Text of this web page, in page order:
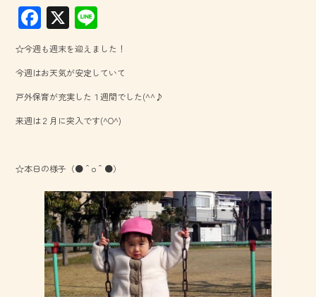
F
ac
e
b
o
ok
X
ne
☆今週も週末を迎えました！
今週はお天気が安定していて
戸外保育が充実した１週間でした(^^♪
来週は２月に突入です(^O^)
☆本日の様子（●＾o＾●）